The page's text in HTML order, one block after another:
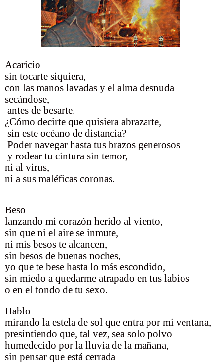
Acaricio
sin tocarte siquiera,
con las manos lavadas y el alma desnuda
secándose,
antes de besarte.
¿Cómo decirte que quisiera abrazarte,
sin este océano de distancia?
Poder navegar hasta tus brazos generosos
y rodear tu cintura sin temor,
ni al virus,
ni a sus maléficas coronas.
Beso
lanzando mi corazón herido al viento,
sin que ni el aire se inmute,
ni mis besos te alcancen,
sin besos de buenas noches,
yo que te bese hasta lo más escondido,
sin miedo a quedarme atrapado en tus labios
o en el fondo de tu sexo.
Hablo
mirando la estela de sol que entra por mi ventana,
presintiendo que, tal vez, sea solo polvo
humedecido por la lluvia de la mañana,
sin pensar que está cerrada